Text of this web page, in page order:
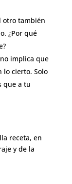
otro también
¿Por qué
implica que
lo cierto. Solo
que a tu
receta, en
y de la